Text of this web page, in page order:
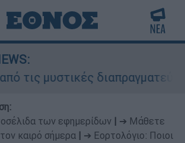
μυστικές
των εφημερίδων
➔ Μάθετε
καιρό σήμερα
➔ Εορτολόγιο: Ποιοι